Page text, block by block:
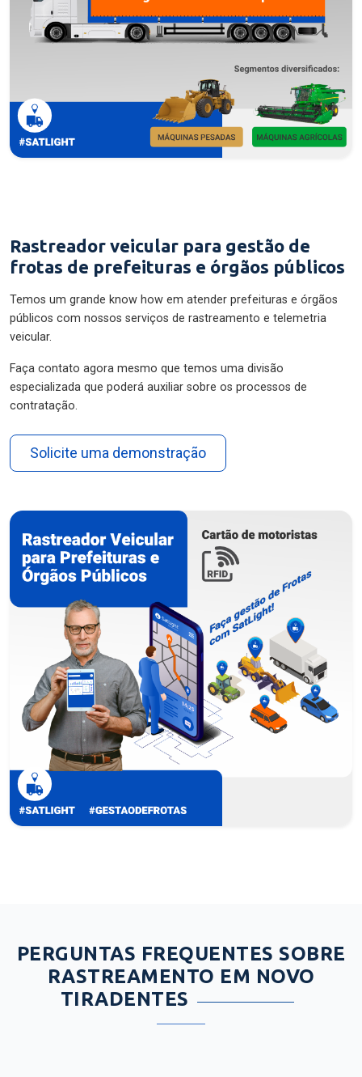
Rastreador veicular para gestão de
frotas de prefeituras e órgãos públicos
Temos um grande know how em atender prefeituras e órgãos
públicos com nossos serviços de rastreamento e telemetria
veicular.
Faça contato agora mesmo que temos uma divisão
especializada que poderá auxiliar sobre os processos de
contratação.
Solicite uma demonstração
PERGUNTAS FREQUENTES SOBRE
RASTREAMENTO EM NOVO
TIRADENTES